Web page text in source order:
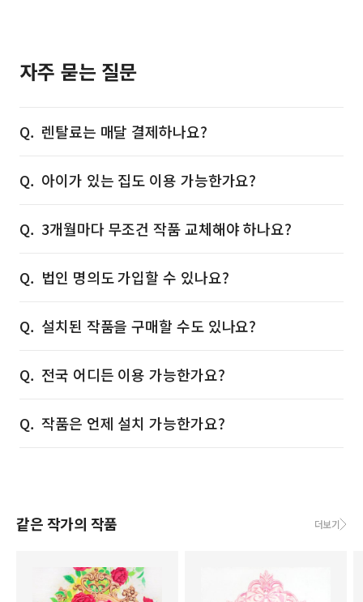
자주 묻는 질문
렌탈료는 매달 결제하나요?
아이가 있는 집도 이용 가능한가요?
3개월마다 무조건 작품 교체해야 하나요?
법인 명의도 가입할 수 있나요?
설치된 작품을 구매할 수도 있나요?
전국 어디든 이용 가능한가요?
작품은 언제 설치 가능한가요?
같은 작가의 작품 더보기